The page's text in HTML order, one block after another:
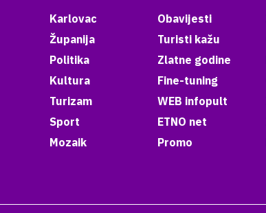
Karlovac
Županija
Politika
Kultura
Turizam
Sport
Mozaik
Obavijesti
Turisti kažu
Zlatne godine
Fine-tuning
WEB infopult
ETNO net
Promo